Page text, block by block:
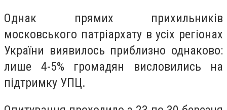
Однак прямих прихильників
московського патріархату в усіх регіонах
України виявилось приблизно однаково:
лише 4-5% громадян висловились на
підтримку УПЦ.